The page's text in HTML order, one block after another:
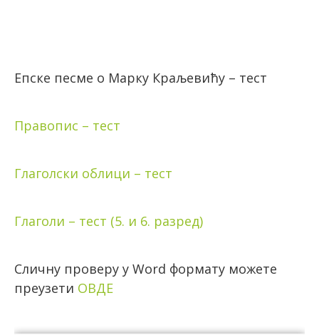
Епске песме о Марку Краљевићу – тест
Правопис – тест
Глаголски облици – тест
Глаголи – тест (5. и 6. разред)
Сличну проверу у Word формату можете
преузети ОВДЕ